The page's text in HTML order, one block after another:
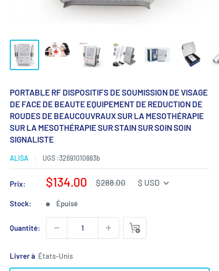
PORTABLE RF DISPOSITIFS DE SOUMISSION DE VISAGE
DE FACE DE BEAUTE EQUIPEMENT DE REDUCTION DE
ROUDES DE BEAUCOUVRAUX SUR LA MESOTHÉRAPIE
SUR LA MESOTHÉRAPIE SUR STAIN SUR SOIN SOIN
SIGNALISTE
ALISA UGS :32691010883b
Prix:
Prix
vente
$134.00
Prix
régulier
$288.00 $ USD
Stock: Épuisé
Quantité:
Livrer à